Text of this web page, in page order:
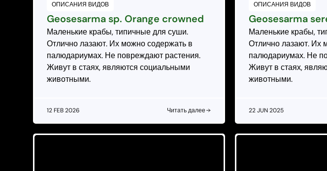
ОПИСАНИЯ ВИДОВ
Geosesarma sp. Orange crowned
Маленькие крабы, типичные для суши.
Отлично лазают. Их можно содержать в
палюдариумах. Не повреждают растения.
Живут в стаях, являются социальными
животными.
12 FEB 2026 Читать далее
ОПИСАНИЯ ВИДОВ
Geosesarma
Маленькие крабы,
Отлично лазают. Их
палюдариумах. Не
Живут в стаях,
животными.
22 JUN 2025